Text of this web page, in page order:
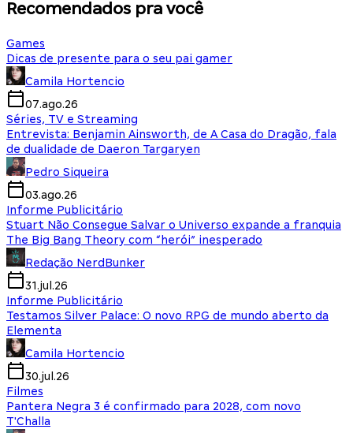
Recomendados pra você
Games
Dicas de presente para o seu pai gamer
Camila Hortencio
07.ago.26
Séries, TV e Streaming
Entrevista: Benjamin Ainsworth, de A Casa do Dragão, fala
de dualidade de Daeron Targaryen
Pedro Siqueira
03.ago.26
Informe Publicitário
Stuart Não Consegue Salvar o Universo expande a franquia
The Big Bang Theory com “herói” inesperado
Redação NerdBunker
31.jul.26
Informe Publicitário
Testamos Silver Palace: O novo RPG de mundo aberto da
Elementa
Camila Hortencio
30.jul.26
Filmes
Pantera Negra 3 é confirmado para 2028, com novo
T'Challa